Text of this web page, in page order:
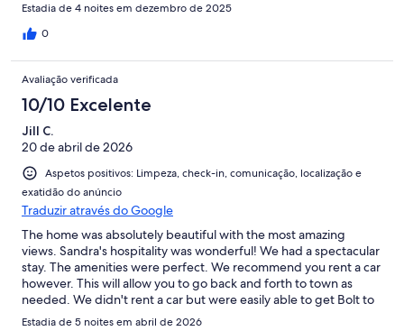
Estadia de 4 noites em dezembro de 2025
0
Avaliação verificada
10/10 Excelente
Jill C.
20 de abril de 2026
Aspetos positivos: Limpeza, check-in, comunicação, localização e
exatidão do anúncio
Traduzir através do Google
The home was absolutely beautiful with the most amazing
views. Sandra's hospitality was wonderful! We had a spectacular
stay. The amenities were perfect. We recommend you rent a car
however. This will allow you to go back and forth to town as
needed. We didn't rent a car but were easily able to get Bolt to
pick us up. We wish the weather were better so we could have
Estadia de 5 noites em abril de 2026